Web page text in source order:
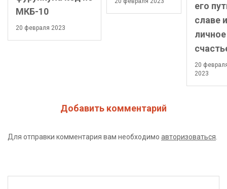
МКБ-10
20 февраля 2023
его
славе и
личное
20
2023
Добавить комментарий
Для отправки комментария вам необходимо авторизоваться